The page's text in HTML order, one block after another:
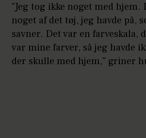
"Jeg tog ikke noget med hjem.
noget af det tøj, jeg havde på,
savner. Det var en farveskala,
var mine farver, så jeg havde
der skulle med hjem," griner